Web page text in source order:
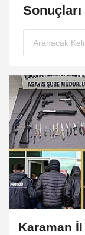
Sonuçları
Karaman